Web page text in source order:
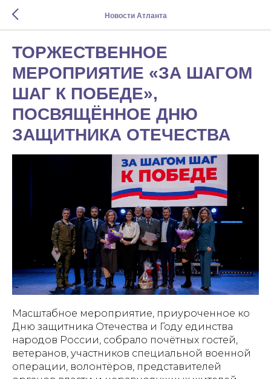
Новости Атланта
ТОРЖЕСТВЕННОЕ
МЕРОПРИЯТИЕ «ЗА ШАГОМ
ШАГ К ПОБЕДЕ»,
ПОСВЯЩЁННОЕ ДНЮ
ЗАЩИТНИКА ОТЕЧЕСТВА
Масштабное мероприятие, приуроченное ко
Дню защитника Отечества и Году единства
народов России, собрало почётных гостей,
ветеранов, участников специальной военной
операции, волонтёров, представителей